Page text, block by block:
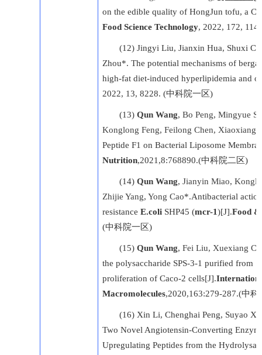
on the edible quality of HongJun tofu, a
Food Science Technology, 2022, 172,
(12) Jingyi Liu, Jianxin Hua, Shuxi
Zhou*. The potential mechanisms of
high-fat diet-induced hyperlipidemia and
2022, 13, 8228. (中科院一区)
(13) Qun Wang, Bo Peng, Mingyue
Konglong Feng, Feilong Chen, Xiaoxiang
Peptide F1 on Bacterial Liposome
Nutrition,2021,8:768890.(中科院二区)
(14) Qun Wang, Jianyin Miao,
Zhijie Yang, Yong Cao*.Antibacterial
resistance E.coli SHP45 (mcr-1)[J].Food
(中科院一区)
(15) Qun Wang, Fei Liu, Xuexiang
the polysaccharide SPS-3-1 purified from
proliferation of Caco-2 cells[J].
Macromolecules,2020,163:279-287.(中科
(16) Xin Li, Chenghai Peng, Suyao
Two Novel Angiotensin-Converting
Upregulating Peptides from the